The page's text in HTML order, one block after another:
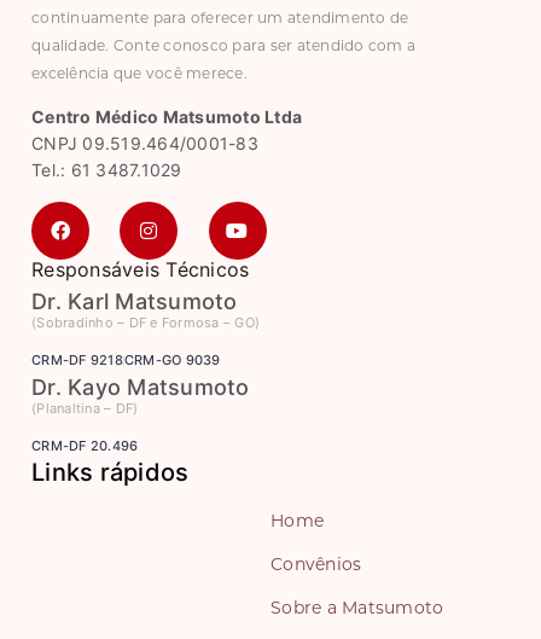
continuamente para oferecer um atendimento de
qualidade. Conte conosco para ser atendido com a
excelência que você merece.
Centro Médico Matsumoto Ltda
CNPJ 09.519.464/0001-83
Tel.: 61 3487.1029
Responsáveis Técnicos
Dr. Karl Matsumoto
(Sobradinho – DF e Formosa – GO)
CRM-DF 9218CRM-GO 9039
Dr. Kayo Matsumoto
(Planaltina – DF)
CRM-DF 20.496
Links rápidos
Home
Convênios
Sobre a Matsumoto